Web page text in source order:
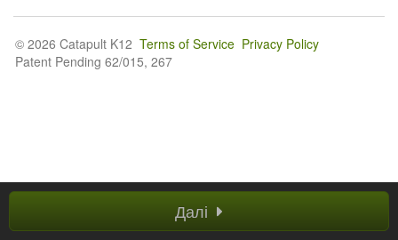
Далі
© 2026 Catapult K12 Terms of Service Privacy Policy
Patent Pending 62/015, 267